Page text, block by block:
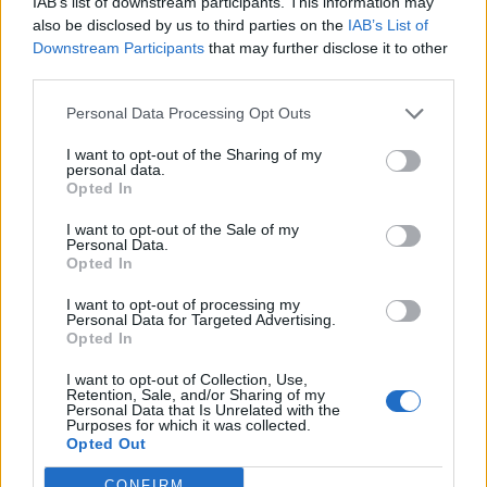
also be disclosed by us to third parties on the IAB’s List of
Downstream Participants that may further disclose it to other
Personal Data Processing Opt Outs
I want to opt-out of the Sharing of my
personal data.
Opted In
I want to opt-out of the Sale of my
Personal Data.
Opted In
I want to opt-out of processing my
Personal Data for Targeted Advertising.
Opted In
I want to opt-out of Collection, Use,
Retention, Sale, and/or Sharing of my
Personal Data that Is Unrelated with the
Purposes for which it was collected.
Opted Out
5.243 euro
esenzioni fiscali e crediti d'imposta adottati a
seguito della crisi economica causata dall'epidemia di
agenzia delle entrate
3.145 euro
2021-06-30
COVID-19: Fondo di garanzia PMI Aiuto di stato
SA.59655 - Proroga SA.56966
124.038 euro
IODL 2.0. Dati aggiornati al 2026-07-02.